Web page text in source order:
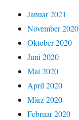
Januar 2021
November 2020
Oktober 2020
Juni 2020
Mai 2020
April 2020
März 2020
Februar 2020